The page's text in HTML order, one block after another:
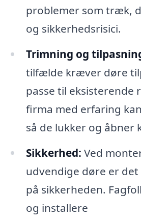
problemer som træk,
og sikkerhedsrisici.
Trimning og
tilfælde kræver døre
passe til eksisterende
firma med erfaring
så de lukker og åbner
Sikkerhed: Ved
udvendige døre er
på sikkerheden.
og installere